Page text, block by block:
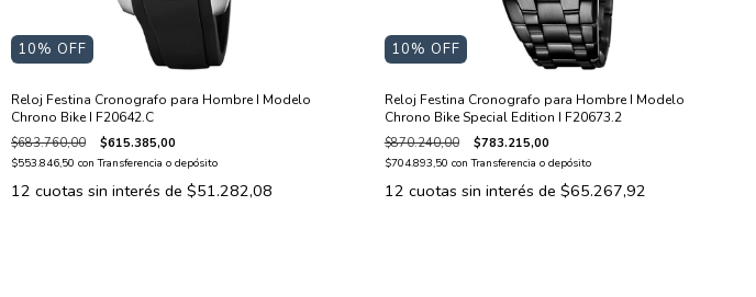
10% OFF
Reloj Festina Cronografo para Hombre I Modelo
Chrono Bike I F20642.C
$683.760,00 $615.385,00
$553.846,50 con Transferencia o depósito
12 cuotas sin interés de $51.282,08
10% OFF
Reloj Festina Cronografo para Hombre I Modelo
Chrono Bike Special Edition I F20673.2
$870.240,00 $783.215,00
$704.893,50 con Transferencia o depósito
12 cuotas sin interés de $65.267,92